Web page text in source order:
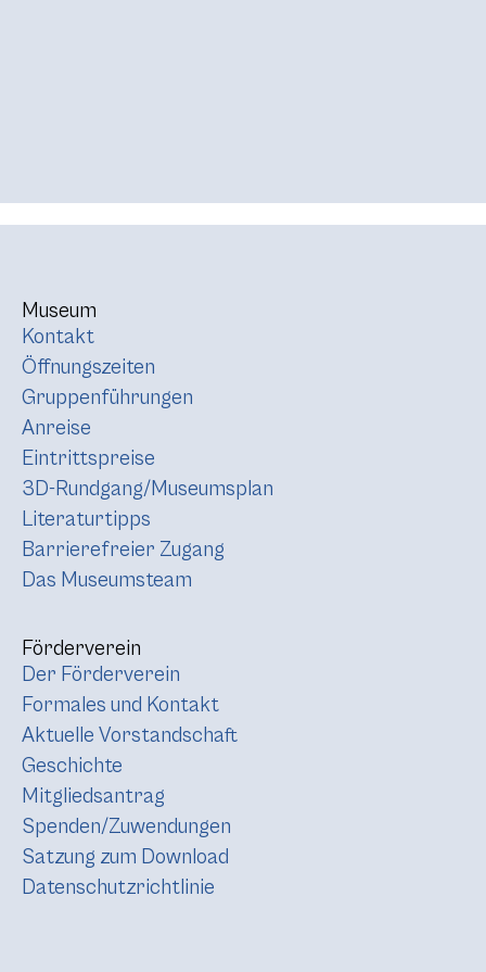
Museum
Kontakt
Öffnungszeiten
Gruppenführungen
Anreise
Eintrittspreise
3D-Rundgang/Museumsplan
Literaturtipps
Barrierefreier Zugang
Das Museumsteam
Förderverein
Der Förderverein
Formales und Kontakt
Aktuelle Vorstandschaft
Geschichte
Mitgliedsantrag
Spenden/Zuwendungen
Satzung zum Download
Datenschutzrichtlinie